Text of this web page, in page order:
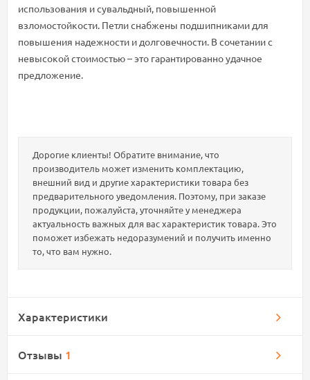
использования и сувальдный, повышенной
взломостойкости. Петли снабжены подшипниками для
повышения надежности и долговечности. В сочетании с
невысокой стоимостью – это гарантированно удачное
предложение.
Дорогие клиенты! Обратите внимание, что
производитель может изменить комплектацию,
внешний вид и другие характеристики товара без
предварительного уведомления. Поэтому, при заказе
продукции, пожалуйста, уточняйте у менеджера
актуальность важных для вас характеристик товара. Это
поможет избежать недоразумений и получить именно
то, что вам нужно.
Характеристики
Отзывы 1